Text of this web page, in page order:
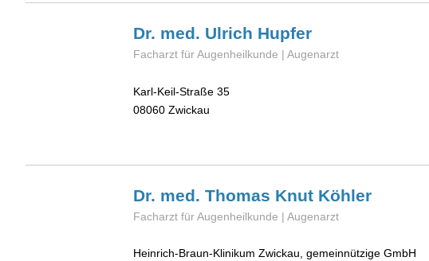
Dr. med. Ulrich Hupfer
Facharzt für Augenheilkunde | Augenarzt
Karl-Keil-Straße 35
08060 Zwickau
Dr. med. Thomas Knut Köhler
Facharzt für Augenheilkunde | Augenarzt
Heinrich-Braun-Klinikum Zwickau, gemeinnützige GmbH